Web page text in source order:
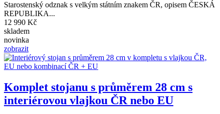
Starostenský odznak s velkým státním znakem ČR, opisem ČESKÁ
REPUBLIKA...
12 990 Kč
skladem
novinka
zobrazit
Komplet stojanu s průměrem 28 cm s
interiérovou vlajkou ČR nebo EU